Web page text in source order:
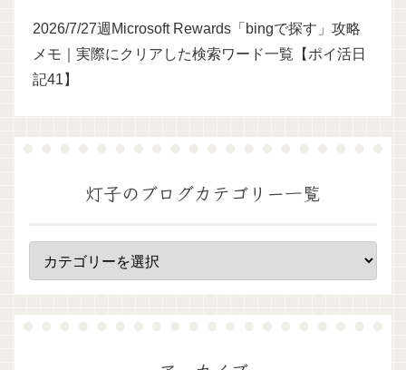
2026/7/27週Microsoft Rewards「bingで探す」攻略
メモ｜実際にクリアした検索ワード一覧【ポイ活日
記41】
灯子のブログカテゴリー一覧